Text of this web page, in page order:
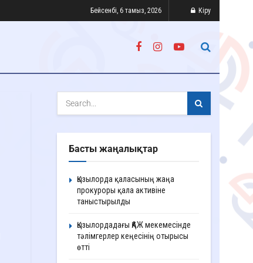
Бейсенбі, 6 тамыз, 2026 Кіру
Басты жаңалықтар
Қызылорда қаласының жаңа
прокуроры қала активіне
таныстырылды
Қызылордадағы ҚАЖ мекемесінде
тәлімгерлер кеңесінің отырысы
өтті